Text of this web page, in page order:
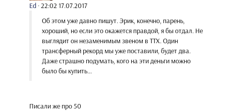
Ed ·22:02 17.07.2017
Об этом уже давно пишут. Эрик, конечно, парень,
хороший, но если это окажется правдой, я бы отдал. Не
выглядит он незаменимым звеном в ТТХ. Один
трансферный рекорд мы уже поставили, будет два.
Даже страшно подумать, кого на эти деньги можно
было бы купить...
Писали же про 50